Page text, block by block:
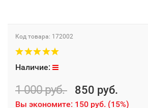
Код товара: 172002
Наличие:
1 000 руб. 850 руб.
Вы экономите: 150 руб. (15%)